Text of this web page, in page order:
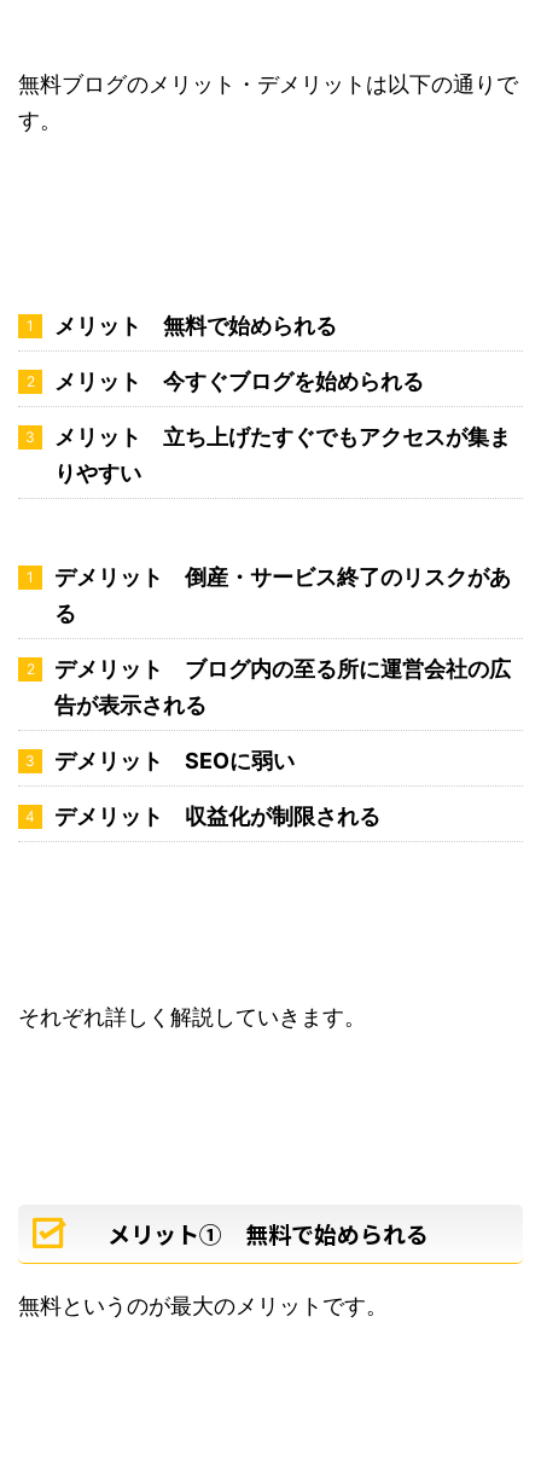
無料ブログのメリット・デメリットは以下の通りで
す。
メリット 無料で始められる
メリット 今すぐブログを始められる
メリット 立ち上げたすぐでもアクセスが集ま
りやすい
デメリット 倒産・サービス終了のリスクがあ
る
デメリット ブログ内の至る所に運営会社の広
告が表示される
デメリット SEOに弱い
デメリット 収益化が制限される
それぞれ詳しく解説していきます。
メリット① 無料で始められる
無料というのが最大のメリットです。